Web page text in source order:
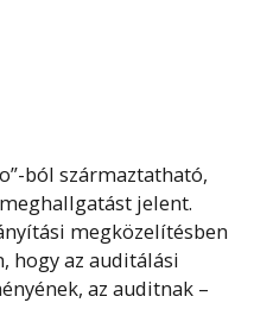
ból származtatható,
jelent.
megközelítésben
hogy az auditálási
az auditnak –